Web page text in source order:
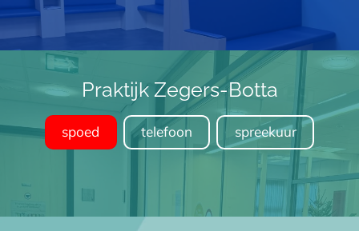
Praktijk Zegers-Botta
spoed telefoon spreekuur